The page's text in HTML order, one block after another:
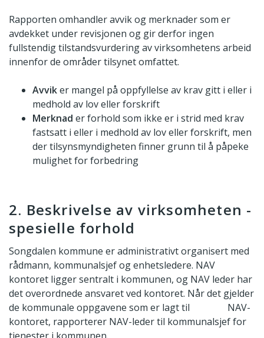
Rapporten omhandler avvik og merknader som er
avdekket under revisjonen og gir derfor ingen
fullstendig tilstandsvurdering av virksomhetens arbeid
innenfor de områder tilsynet omfattet.
Avviker mangel på oppfyllelse av krav gitt i eller i
medhold av lov eller forskrift
Merknad er forhold som ikke er i strid med krav
fastsatt i eller i medhold av lov eller forskrift, men
der tilsynsmyndigheten finner grunn til å påpeke
mulighet for forbedring
2. Beskrivelse av virksomheten -
spesielle forhold
Songdalen kommune er administrativt organisert med
rådmann, kommunalsjef og enhetsledere. NAV
kontoret ligger sentralt i kommunen, og NAV leder har
det overordnede ansvaret ved kontoret. Når det gjelder
de kommunale oppgavene som er lagt til NAV-
kontoret, rapporterer NAV-leder til kommunalsjef for